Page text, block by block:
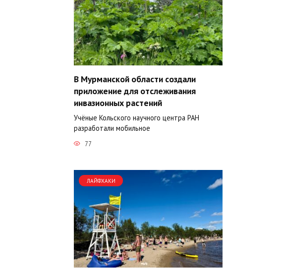
В Мурманской области создали
приложение для отслеживания
инвазионных растений
Учёные Кольского научного центра РАН
разработали мобильное
77
ЛАЙФХАКИ